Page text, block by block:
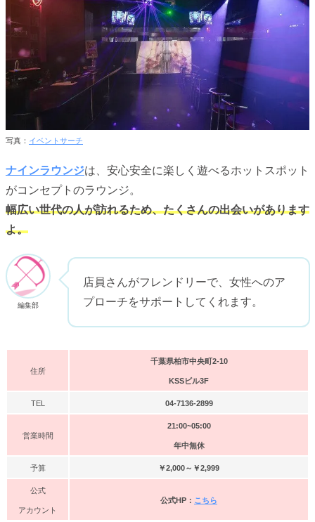
写真： イベントサーチ
ナインラウンジは、安心安全に楽しく遊べるホットスポット
がコンセプトのラウンジ。
幅広い世代の人が訪れるため、たくさんの出会いがあります
よ。
編集部
店員さんがフレンドリーで、女性へのア
プローチをサポートしてくれます。
住所
千葉県柏市中央町2-10
KSSビル3F
TEL 04-7136-2899
営業時間
21:00~05:00
年中無休
予算 ￥2,000～￥2,999
公式
アカウント
公式HP： こちら